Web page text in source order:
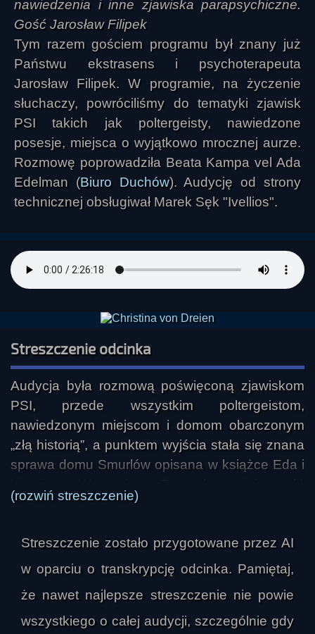
nawiedzenia i inne zjawiska parapsychiczne.
Gość Jarosław Filipek
Tym razem gościem programu był znany już
Państwu ekstrasens i psychoterapeuta
Jarosław Filipek. W programie, na życzenie
słuchaczy, powróciliśmy do tematyki zjawisk
PSI takich jak poltergeisty, nawiedzone
posesje, miejsca o wyjątkowo mrocznej aurze.
Rozmowę poprowadziła Beata Kampa vel Ada
Edelman (Biuro Duchów). Audycję od strony
technicznej obsługiwał Marek Sęk "Ivellios".
Streszczenie odcinka
Audycja była rozmową poświęconą zjawiskom
PSI, przede wszystkim poltergeistom,
nawiedzonym miejscom i domom obarczonym
„złą historią”, a punktem wyjścia stała się znana
sprawa domu Smurlów opisana w książce Eda i
próbowali uporządkować temat, odróżniając
błędnych interpretacji. Podkreślano, że
opowieści o nawiedzeniach należy analizować
przyziemnych: stanu technicznego budynku,
instalacji, możliwych przyczyn fizycznych oraz
(rozwiń streszczenie)
Streszczenie zostało przygotowane przez AI
w oparciu o transkrypcję odcinka. Pamiętaj,
że nawet najlepsze streszczenie nie powie
wszystkiego o całej audycji, szczególnie gdy